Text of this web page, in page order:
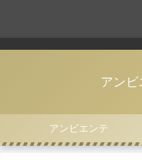
アンビ
アンビエンテ